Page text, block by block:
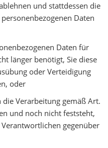
und stattdessen die
Daten
Daten für
länger benötigt, Sie diese
oder Verteidigung
oder
die Verarbeitung gemäß Art.
und noch nicht feststeht,
gegenüber